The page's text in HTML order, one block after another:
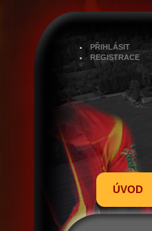
PŘIHLÁSIT
REGISTRACE
ÚVOD